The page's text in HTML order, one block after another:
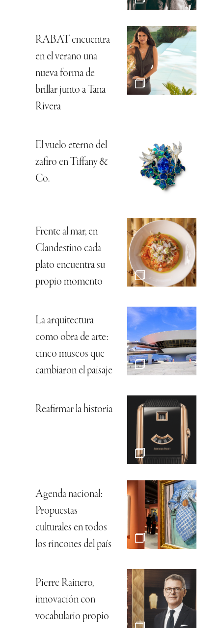
RABAT encuentra
en el verano una
nueva forma de
brillar junto a Tana
Rivera
El vuelo eterno del
zafiro en Tiffany &
Co.
Frente al mar, en
Clandestino cada
plato encuentra su
propio momento
La arquitectura
como obra de arte:
cinco museos que
cambiaron el paisaje
Reafirmar la historia
Agenda nacional:
Propuestas
culturales en todos
los rincones del país
Pierre Rainero,
innovación con
vocabulario propio